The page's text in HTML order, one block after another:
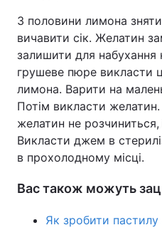
З половини лимона
вичавити сік. Желатин
залишити для набухання
грушеве пюре викласти
лимона. Варити на
Потім викласти
желатин не
Викласти джем в
в прохолодному місці.
Вас також можуть
Як зробити пастилу